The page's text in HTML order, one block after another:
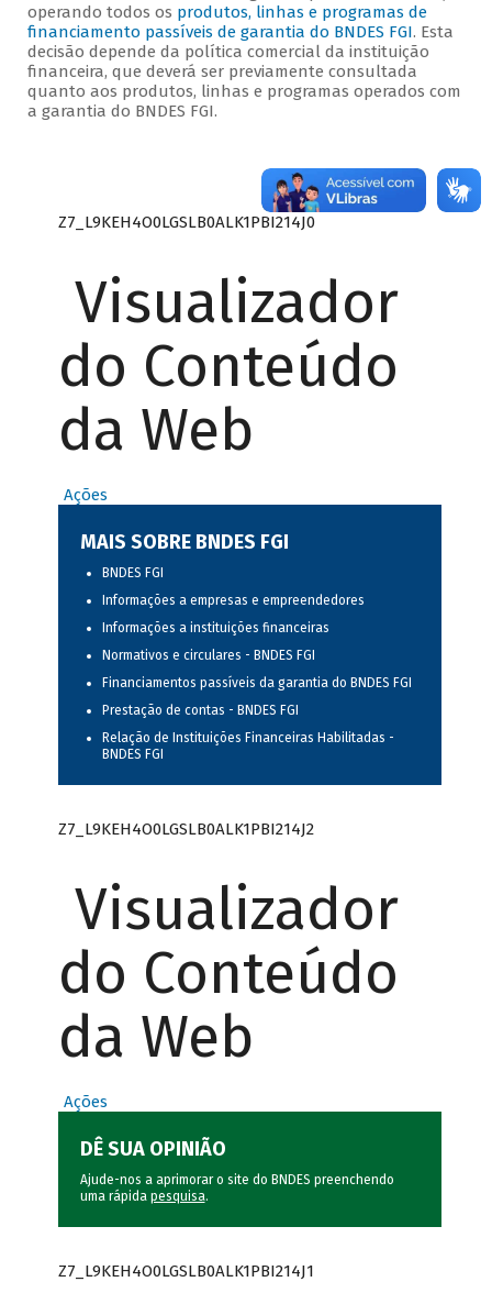
operando todos os produtos, linhas e programas de
financiamento passíveis de garantia do BNDES FGI. Esta
decisão depende da política comercial da instituição
financeira, que deverá ser previamente consultada
quanto aos produtos, linhas e programas operados com
a garantia do BNDES FGI.
Z7_L9KEH4O0LGSLB0ALK1PBI214J0
Visualizador
do Conteúdo
da Web
Ações
MAIS SOBRE BNDES FGI
BNDES FGI
Informações a empresas e empreendedores
Informações a instituições financeiras
Normativos e circulares - BNDES FGI
Financiamentos passíveis da garantia do BNDES FGI
Prestação de contas - BNDES FGI
Relação de Instituições Financeiras Habilitadas -
BNDES FGI
Z7_L9KEH4O0LGSLB0ALK1PBI214J2
Visualizador
do Conteúdo
da Web
Ações
DÊ SUA OPINIÃO
Ajude-nos a aprimorar o site do BNDES preenchendo
uma rápida pesquisa.
Z7_L9KEH4O0LGSLB0ALK1PBI214J1